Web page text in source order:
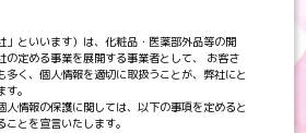
」といいます）は、化粧品・医薬部外品等の開
の定める事業を展開する事業者として、 お客さ
多く、個人情報を適切に取扱うことが、弊社にと
。
人情報の保護に関しては、以下の事項を定めると
とを宣言いたします。